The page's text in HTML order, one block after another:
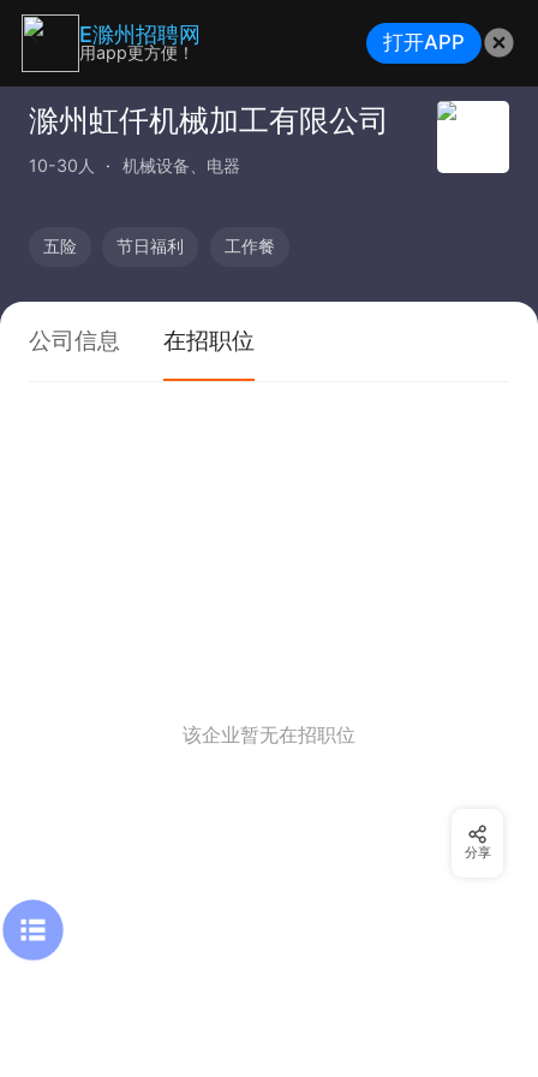
滁州虹仟机械加工有限公司
10-30人 机械设备、电器
五险 节日福利 工作餐
公司信息 在招职位
该企业暂无在招职位
分享
E滁州招聘网
用app更方便！ 打开APP